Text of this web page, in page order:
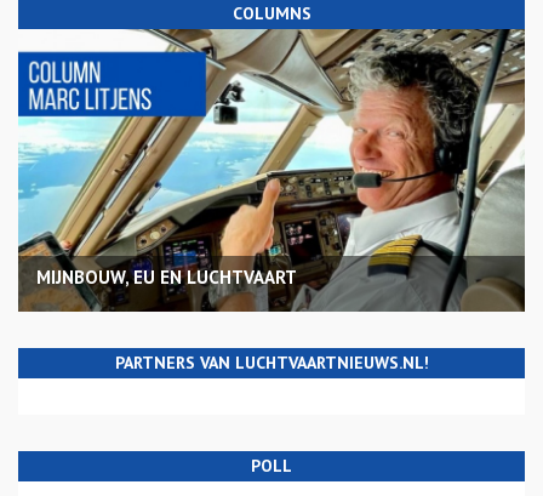
COLUMNS
MIJNBOUW, EU EN LUCHTVAART
PARTNERS VAN LUCHTVAARTNIEUWS.NL!
POLL